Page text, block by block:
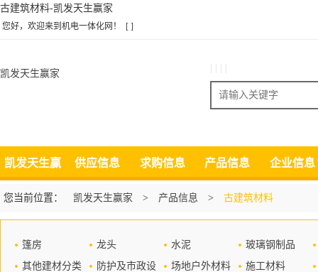
古建筑材料-凯发天生赢家
您好，欢迎来到机电一体化网！ [ ]
凯发天生赢家
搜索
凯发天生赢
家
供应信息 求购信息 产品信息 企业信息
您当前位置： 凯发天生赢家 > 产品信息 > 古建筑材料
篷房 龙头 水泥
玻璃钢制品
其他建材分类
防护及市政设
场地户外材料
施工材料